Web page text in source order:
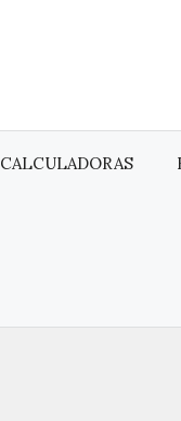
CALCULADORAS